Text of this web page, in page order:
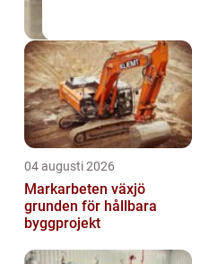
04 augusti 2026
Markarbeten växjö
grunden för hållbara
byggprojekt